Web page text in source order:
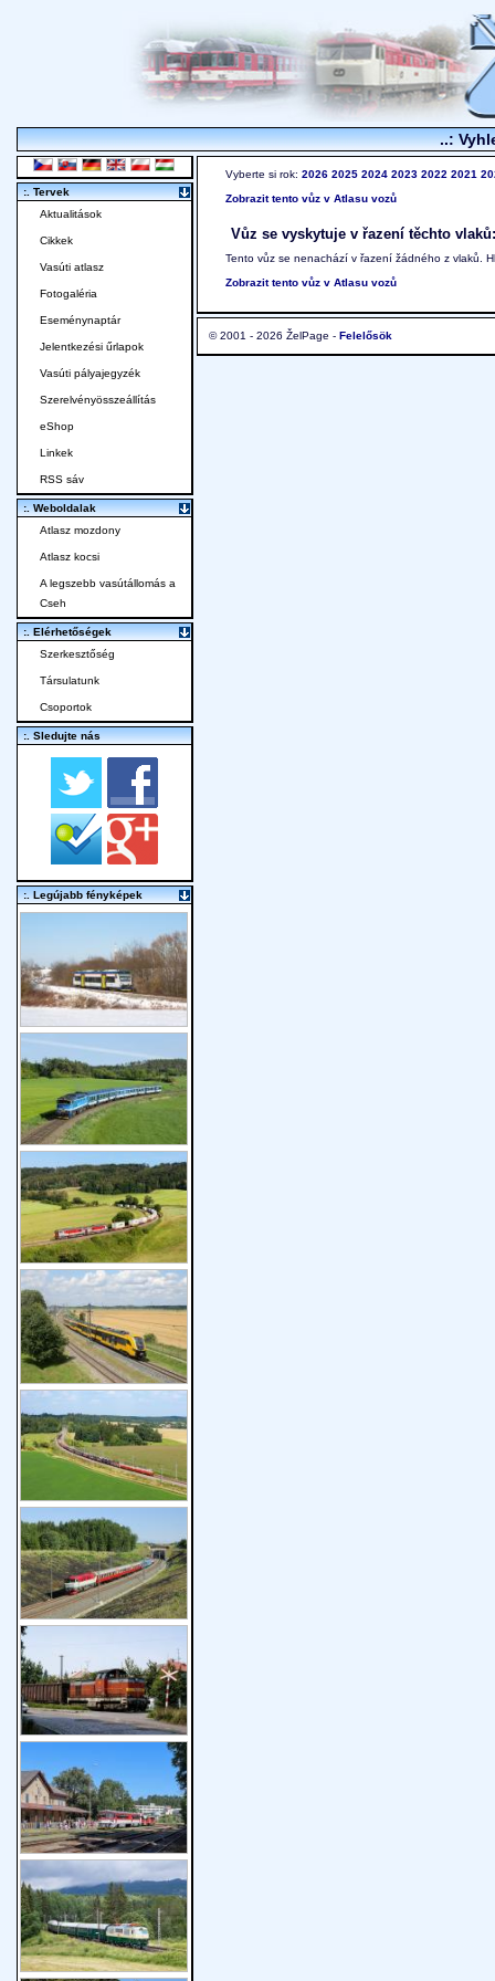
..:
Vyberte si rok: 2026 2025 2024 2023 2022 2021
Zobrazit tento vůz v Atlasu vozů
Vůz se vyskytuje v řazení těchto vlaků:
Tento vůz se nenachází v řazení žádného z vlaků.
Zobrazit tento vůz v Atlasu vozů
© 2001 - 2026 ŽelPage - Felelősök
:. Tervek
Aktualitások
Cikkek
Vasúti atlasz
Fotogaléria
Eseménynaptár
Jelentkezési űrlapok
Vasúti pályajegyzék
Szerelvényösszeállítás
eShop
Linkek
RSS sáv
:. Weboldalak
Atlasz mozdony
Atlasz kocsi
A legszebb vasútállomás a
Cseh
:. Elérhetőségek
Szerkesztőség
Társulatunk
Csoportok
:. Sledujte nás
:. Legújabb fényképek